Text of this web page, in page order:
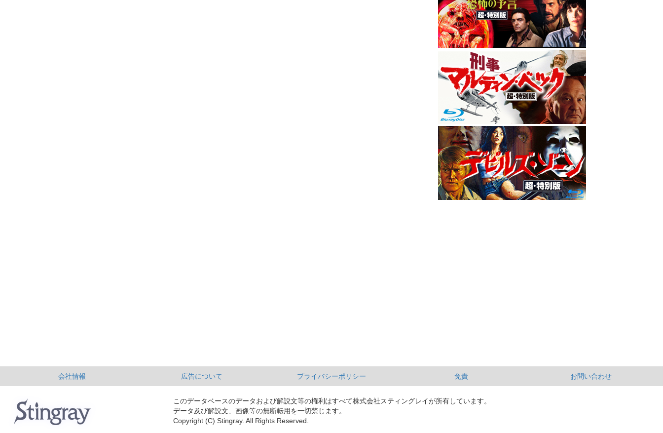
会社情報 広告について プライバシーポリシー 免責 お問い合わせ
このデータベースのデータおよび解説文等の権利はすべて株式会社スティングレイが所有しています。
データ及び解説文、画像等の無断転用を一切禁じます。
Copyright (C) Stingray. All Rights Reserved.